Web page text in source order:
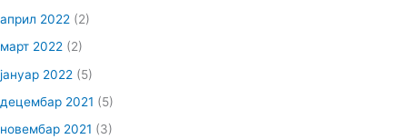
април 2022 (2)
март 2022 (2)
јануар 2022 (5)
децембар 2021 (5)
новембар 2021 (3)